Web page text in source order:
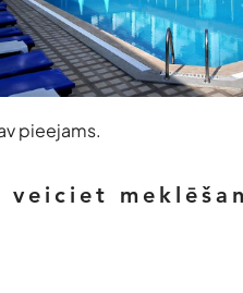
pieejams.
veiciet